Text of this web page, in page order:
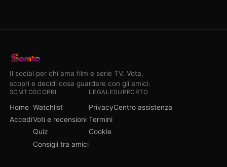
Il social per chi ama film e serie TV. Vota,
scopri e decidi cosa guardare con gli amici.
SOMTO
Home
Accedi
SCOPRI
Watchlist
Voti e recensioni
Quiz
Consigli tra amici
LEGALE
Privacy
Termini
Cookie
SUPPORTO
Centro assistenza